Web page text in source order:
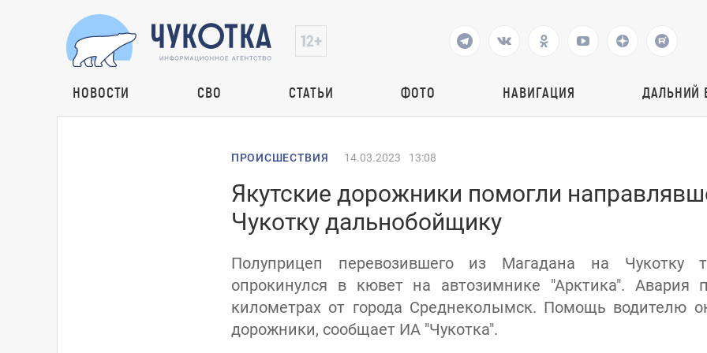
НОВОСТИ СВО СТАТЬИ ФОТО НАВИГАЦИЯ ДАЛЬНИЙ
ПРОИСШЕСТВИЯ 14.03.2023 13:08
Якутские дорожники помогли
Чукотку дальнобойщику
Полуприцеп перевозившего из Магадана на Чукотку
опрокинулся в кювет на автозимнике "Арктика". Авария
километрах от города Среднеколымск. Помощь водителю
дорожники, сообщает ИА "Чукотка".